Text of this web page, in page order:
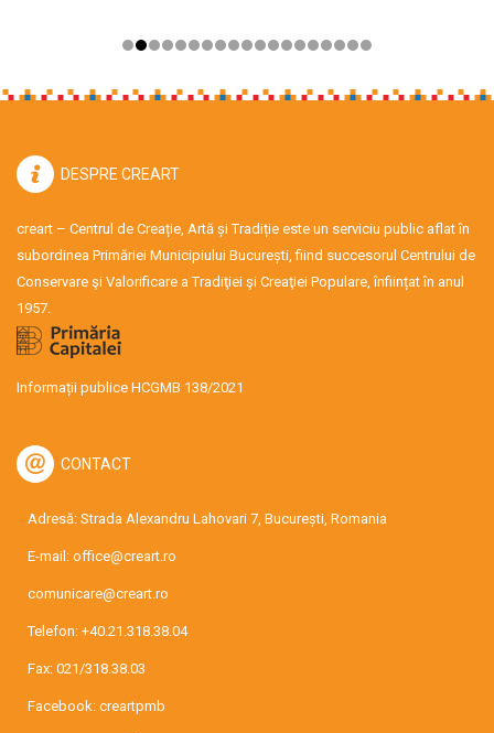
DESPRE CREART
creart – Centrul de Creație, Artă și Tradiție este un serviciu public aflat în
subordinea Primăriei Municipiului București, fiind succesorul Centrului de
Conservare şi Valorificare a Tradiţiei şi Creaţiei Populare, înființat în anul
1957.
Informații publice HCGMB 138/2021
CONTACT
Adresă: Strada Alexandru Lahovari 7, București, Romania
E-mail: office@creart.ro
comunicare@creart.ro
Telefon: +40.21.318.38.04
Fax: 021/318.38.03
Facebook: creartpmb